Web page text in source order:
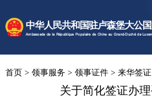
中华人民共和国驻卢森堡大公
Ambassade de la République Populaire de Chine au Grand-Duché de
使馆速递
卢森堡概
领事服务
首页 > 领事服务 > 领事证件> 来华签证
关于简化签证办